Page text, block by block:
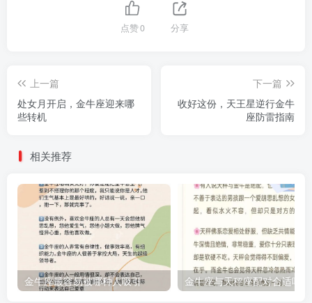
点赞0 分享
上一篇
处女月开启，金牛座迎来哪
些转机
下一篇
收好这份，天王星逆行金牛
座防雷指南
相关推荐
金牛座最容易被哪种人吸引 金牛座与天秤座配对合适吗？